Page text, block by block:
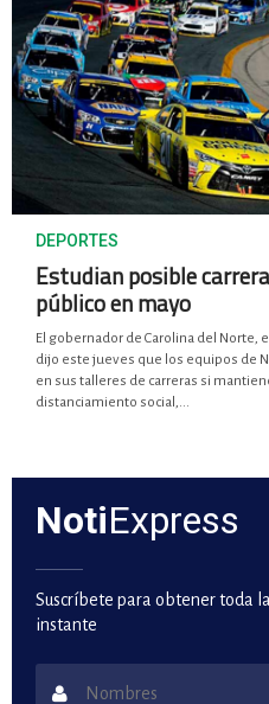
DEPORTES
Estudian posible
público en mayo
El gobernador de Carolina del Norte,
dijo este jueves que los equipos de
en sus talleres de carreras si
distanciamiento social,...
NotiExpress
Suscríbete para obtener toda
instante